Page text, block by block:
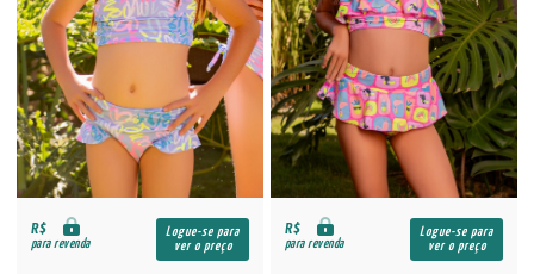
R$
para revenda
Logue-se para
ver o preço
R$
para revenda
Logue-se para
ver o preço